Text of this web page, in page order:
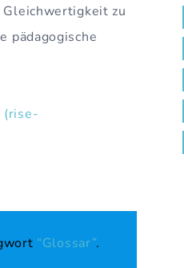
zu
pädagogische
(rise-
“Glossar”.